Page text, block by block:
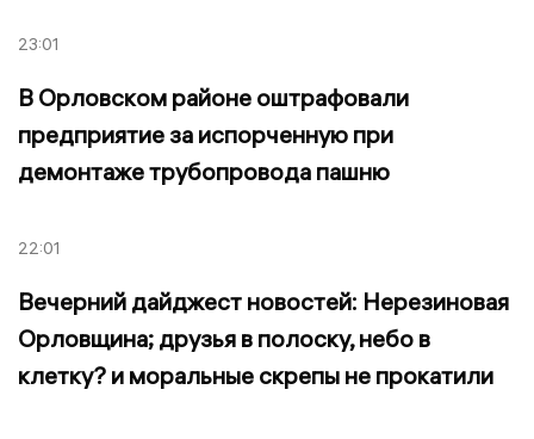
23:01
В Орловском районе оштрафовали
предприятие за испорченную при
демонтаже трубопровода пашню
22:01
Вечерний дайджест новостей: Нерезиновая
Орловщина; друзья в полоску, небо в
клетку? и моральные скрепы не прокатили